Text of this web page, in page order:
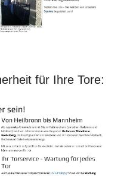
für Ihre Tore: